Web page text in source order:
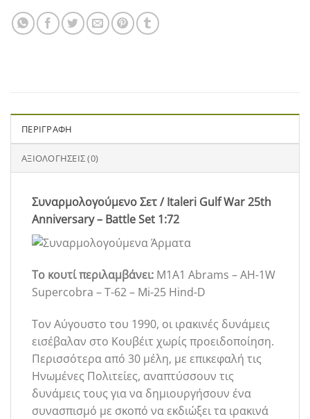
ΠΕΡΙΓΡΑΦΉ
ΑΞΙΟΛΟΓΉΣΕΙΣ (0)
Συναρμολογούμενο Σετ / Italeri Gulf War 25th
Anniversary – Battle Set 1:72
Το κουτί περιλαμβάνει: M1A1 Abrams – AH-1W
Supercobra – T-62 – Mi-25 Hind-D
Τον Αύγουστο του 1990, οι ιρακινές δυνάμεις
εισέβαλαν στο Κουβέιτ χωρίς προειδοποίηση.
Περισσότερα από 30 μέλη, με επικεφαλή τις
Ηνωμένες Πολιτείες, αναπτύσσουν τις
δυνάμεις τους για να δημιουργήσουν ένα
συνασπισμό με σκοπό να εκδιώξει τα ιρακινά